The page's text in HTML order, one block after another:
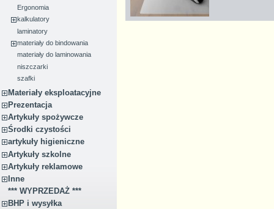
Ergonomia
kalkulatory
laminatory
materiały do bindowania
materiały do laminowania
niszczarki
szafki
Materiały eksploatacyjne
Prezentacja
Artykuły spożywcze
Środki czystości
artykuły higieniczne
Artykuły szkolne
Artykuły reklamowe
Inne
*** WYPRZEDAŻ ***
BHP i wysyłka